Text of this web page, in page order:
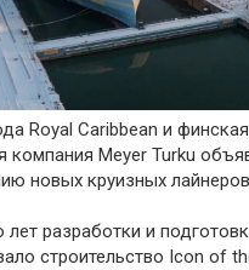
Royal Caribbean и финская
компания Meyer Turku
новых круизных
лет разработки и
строительство Icon of